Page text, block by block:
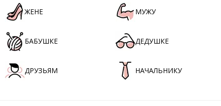
ЖЕНЕ МУЖУ
БАБУШКЕ ДЕДУШКЕ
ДРУЗЬЯМ НАЧАЛЬНИКУ